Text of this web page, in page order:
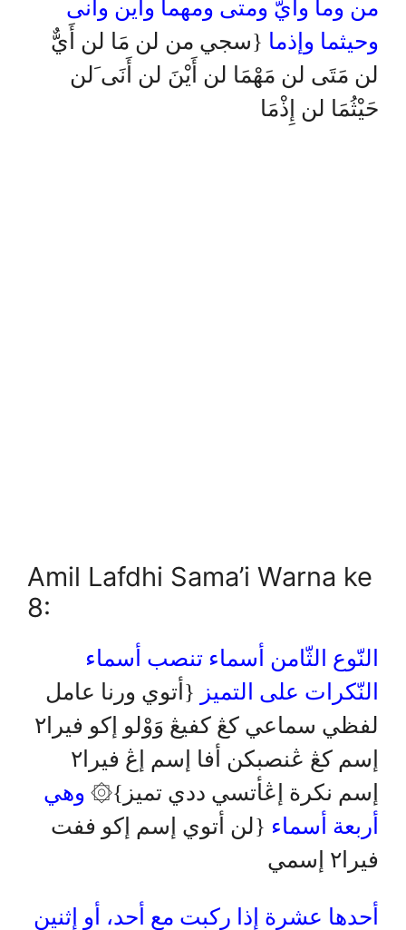
من وما وأيّ ومتى ومهما وأين وأنى
وحيثما وإذما {سجي من لن مَا لن أَيٌّ
لن مَتَى لن مَهْمَا لن أَيْنَ لن أَنَى َلن
حَيْثُمَا لن إِذْمَا
Amil Lafdhi Sama’i Warna ke
8:
النّوع الثّامن أسماء تنصب أسماء
النّكرات على التميز {أتوي ورنا عامل
لفظي سماعي كڠ كفيڠ وَوْلو إكو فيرا٢
إسم كڠ ڠنصبكن أفا إسم إڠ فيرا٢
إسم نكرة إڠأتسي ددي تميز}۞ وهي
أربعة أسماء {لن أتوي إسم إكو ففت
فيرا٢ إسمي
أحدها عشرة إذا ركبت مع أحد، أو إثنين